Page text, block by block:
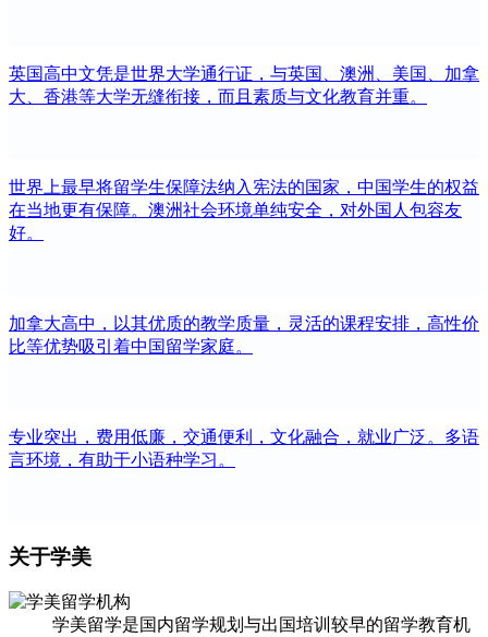
英国高中文凭是世界大学通行证，与英国、澳洲、美国、加拿
大、香港等大学无缝衔接，而且素质与文化教育并重。
世界上最早将留学生保障法纳入宪法的国家，中国学生的权益
在当地更有保障。澳洲社会环境单纯安全，对外国人包容友
好。
加拿大高中，以其优质的教学质量，灵活的课程安排，高性价
比等优势吸引着中国留学家庭。
专业突出，费用低廉，交通便利，文化融合，就业广泛。多语
言环境，有助于小语种学习。
关于学美
学美留学是国内留学规划与出国培训较早的留学教育机